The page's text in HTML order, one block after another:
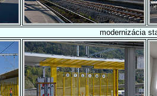
modernizácia